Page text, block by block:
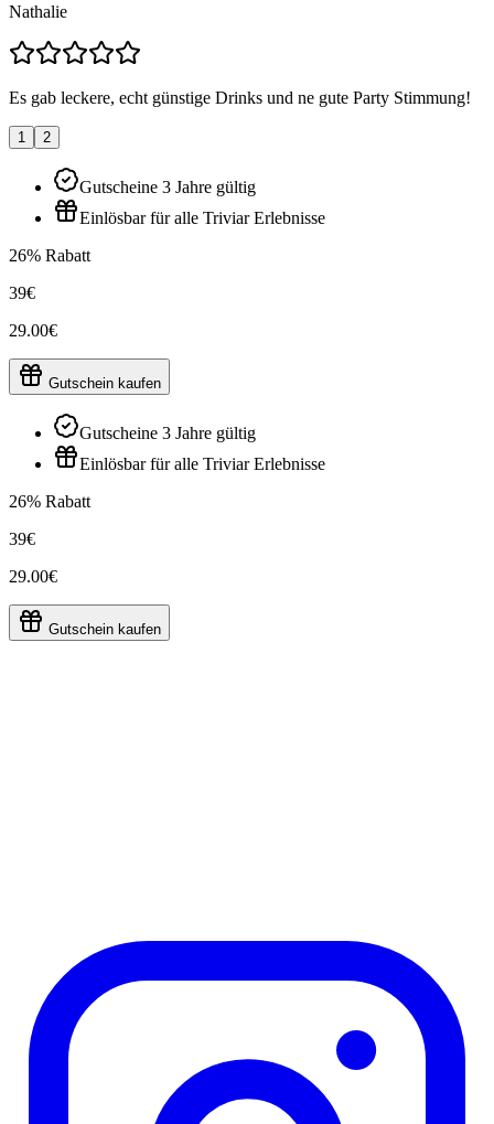
Nathalie
Es gab leckere, echt günstige Drinks und ne gute Party Stimmung!
1 2
Gutscheine 3 Jahre gültig
Einlösbar für alle Triviar Erlebnisse
26% Rabatt
39€
29.00€
Gutschein kaufen
Gutscheine 3 Jahre gültig
Einlösbar für alle Triviar Erlebnisse
26% Rabatt
39€
29.00€
Gutschein kaufen